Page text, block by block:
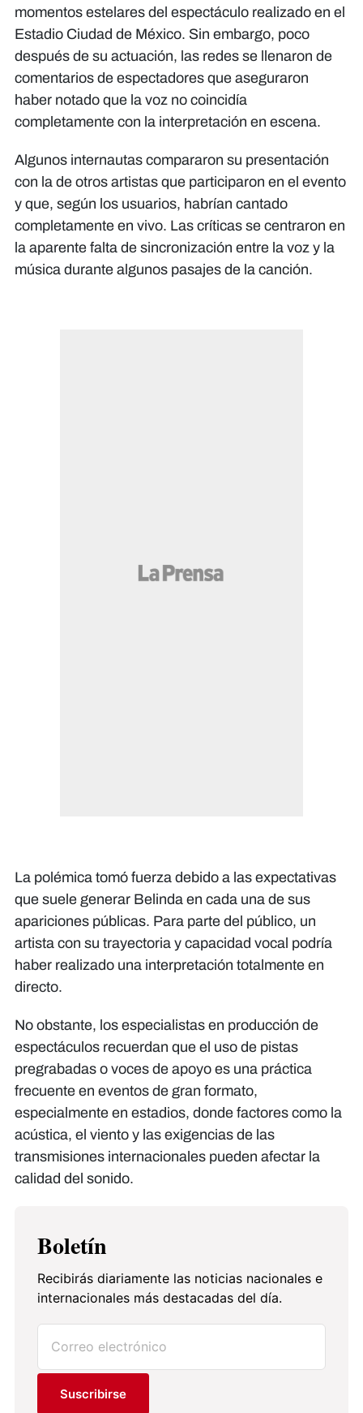
momentos estelares del espectáculo realizado en el
Estadio Ciudad de México. Sin embargo, poco
después de su actuación, las redes se llenaron de
comentarios de espectadores que aseguraron
haber notado que la voz no coincidía
completamente con la interpretación en escena.
Algunos internautas compararon su presentación
con la de otros artistas que participaron en el evento
y que, según los usuarios, habrían cantado
completamente en vivo. Las críticas se centraron en
la aparente falta de sincronización entre la voz y la
música durante algunos pasajes de la canción.
La polémica tomó fuerza debido a las expectativas
que suele generar Belinda en cada una de sus
apariciones públicas. Para parte del público, un
artista con su trayectoria y capacidad vocal podría
haber realizado una interpretación totalmente en
directo.
No obstante, los especialistas en producción de
espectáculos recuerdan que el uso de pistas
pregrabadas o voces de apoyo es una práctica
frecuente en eventos de gran formato,
especialmente en estadios, donde factores como la
acústica, el viento y las exigencias de las
transmisiones internacionales pueden afectar la
calidad del sonido.
Boletín
Recibirás diariamente las noticias nacionales e
internacionales más destacadas del día.
Suscribirse